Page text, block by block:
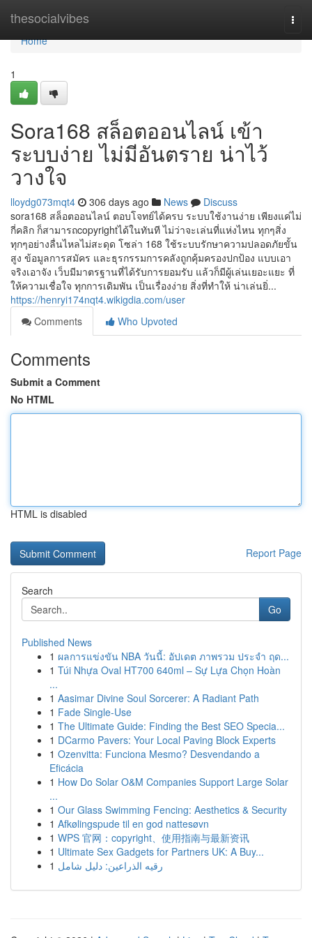
thesocialvibes
Home
Home
1
Sora168 สล็อตออนไลน์ เข้า
ระบบง่าย ไม่มีอันตราย น่าไว้
วางใจ
lloydg073mqt4 306 days ago News
Discuss
sora168 สล็อตออนไลน์ ตอบโจทย์ได้ครบ ระบบใช้งานง่าย เพียงแค่ไม่
กี่คลิก ก็สามารถcopyrightได้ในทันที ไม่ว่าจะเล่นที่แห่งไหน ทุกๆสิ่ง
ทุกๆอย่างลื่นไหลไม่สะดุด โซล่า 168 ใช้ระบบรักษาความปลอดภัยขั้น
สูง ข้อมูลการสมัคร และธุรกรรมการคลังถูกคุ้มครองปกป้อง แบบเอา
จริงเอาจัง เว็บมีมาตรฐานที่ได้รับการยอมรับ แล้วก็มีผู้เล่นเยอะแยะ ที่
ให้ความเชื่อใจ ทุกการเดิมพัน เป็นเรื่องง่าย สิ่งที่ทำให้ น่าเล่นยิ่...
https://henryi174nqt4.wikigdia.com/user
Comments
Who Upvoted
Comments
Submit a Comment
No HTML
HTML is disabled
Report Page
Search
Go
Published News
1 ผลการแข่งขัน NBA วันนี้: อัปเดต ภาพรวม ประจำ ฤด...
1 Túi Nhựa Oval HT700 640ml – Sự Lựa Chọn Hoàn
...
1 Aasimar Divine Soul Sorcerer: A Radiant Path
1 Fade Single-Use
1 The Ultimate Guide: Finding the Best SEO Specia...
1 DCarmo Pavers: Your Local Paving Block Experts
1 Ozenvitta: Funciona Mesmo? Desvendando a
Eficácia
1 How Do Solar O&M Companies Support Large Solar
...
1 Our Glass Swimming Fencing: Aesthetics & Security
1 Afkølingspude til en god nattesøvn
1 WPS 官网：copyright、使用指南与最新资讯
1 Ultimate Sex Gadgets for Partners UK: A Buy...
1 رقيه الذراعين: دليل شامل